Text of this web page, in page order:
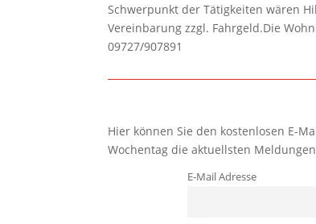
Schwerpunkt der Tätigkeiten wären
Vereinbarung zzgl. Fahrgeld.Die
09727/907891
Hier können Sie den kostenlosen E-
Wochentag die aktuellsten
E-Mail Adresse